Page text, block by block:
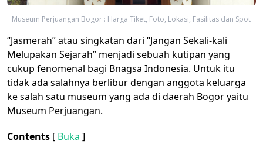
Museum Perjuangan Bogor : Harga Tiket, Foto, Lokasi, Fasilitas dan Spot
“Jasmerah” atau singkatan dari “Jangan Sekali-kali
Melupakan Sejarah” menjadi sebuah kutipan yang
cukup fenomenal bagi Bnagsa Indonesia. Untuk itu
tidak ada salahnya berlibur dengan anggota keluarga
ke salah satu museum yang ada di daerah Bogor yaitu
Museum Perjuangan.
Contents [ Buka ]